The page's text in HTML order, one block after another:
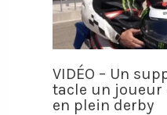
VIDÉO – Un
tacle un joueur
en plein derby